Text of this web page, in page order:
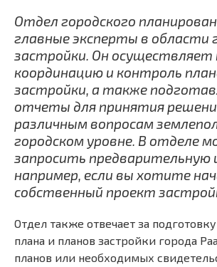
Отдел городского
главные эксперты в области
застройки. Он осуществляет
координацию и контроль
застройки, а также
отчеты для принятия
различным вопросам
городском уровне. В отделе
запросить
например, если вы хотите
собственный проект
Отдел также отвечает за
плана и планов застройки города
планов или необходимых